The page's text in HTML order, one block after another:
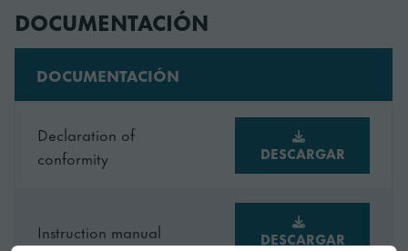
con poca necesidad de espacio y en línea con los
Período de
garantía
2 años en piezas y
País de origen Gran Bretaña
Cartucho de repuesto
DOCUMENTACIÓN
DOCUMENTACIÓN
Declaration of
conformity
DESCARGAR
Instruction manual DESCARGAR